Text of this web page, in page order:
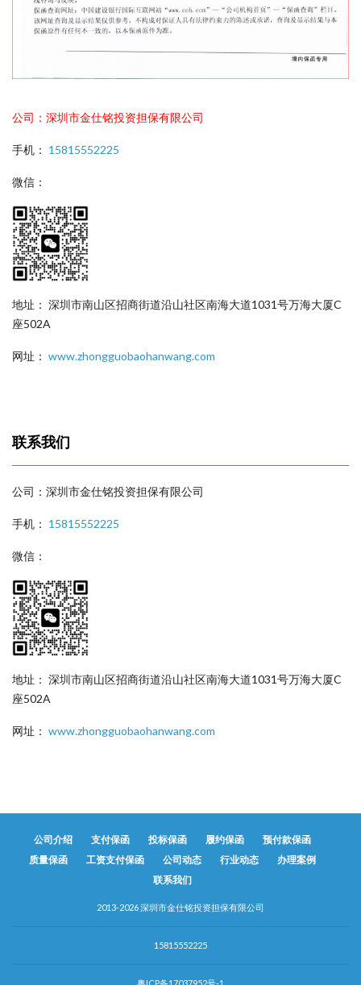
公司：深圳市金仕铭投资担保有限公司
手机： 15815552225
微信：
地址： 深圳市南山区招商街道沿山社区南海大道1031号万海大厦C
座502A
网址： www.zhongguobaohanwang.com
联系我们
公司：深圳市金仕铭投资担保有限公司
手机： 15815552225
微信：
地址： 深圳市南山区招商街道沿山社区南海大道1031号万海大厦C
座502A
网址： www.zhongguobaohanwang.com
公司介绍 支付保函 投标保函 履约保函
预付款保函
质量保函
工资支付保函 公司动态 行业动态
办理案例
联系我们
2013-2026 深圳市金仕铭投资担保有限公司
15815552225
粤ICP备17037952号-1